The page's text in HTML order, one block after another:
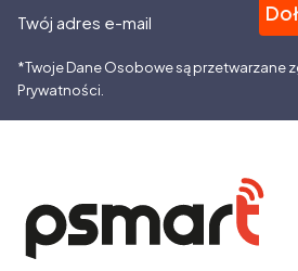
Twój adres e-mail
*Twoje Dane Osobowe są przetwarzane
Prywatności.